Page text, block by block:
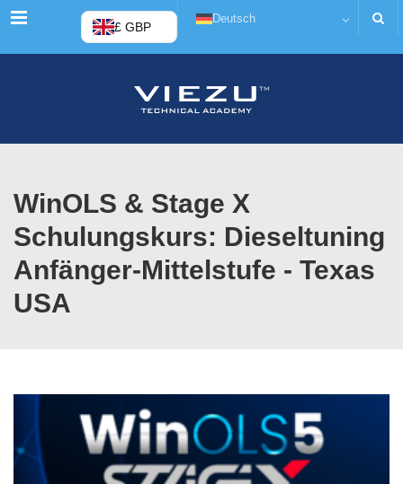
Menü £ GBP
Deutsch
WinOLS & Stage X
Schulungskurs: Dieseltuning
Anfänger-Mittelstufe - Texas
USA